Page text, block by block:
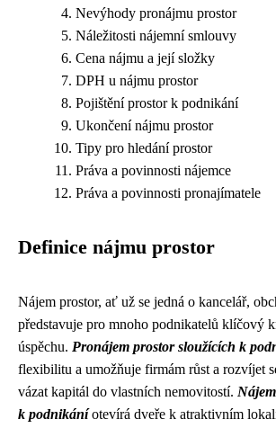
Nevýhody pronájmu prostor
Náležitosti nájemní smlouvy
Cena nájmu a její složky
DPH u nájmu prostor
Pojištění prostor k podnikání
Ukončení nájmu prostor
Tipy pro hledání prostor
Práva a povinnosti nájemce
Práva a povinnosti pronajímatele
Definice nájmu prostor
Nájem prostor, ať už se jedná o kancelář,
představuje pro mnoho podnikatelů klíčový
úspěchu. Pronájem prostor sloužících k
flexibilitu a umožňuje firmám růst a rozvíjet
vázat kapitál do vlastních nemovitostí.
k podnikáníotevírá dveře k atraktivním